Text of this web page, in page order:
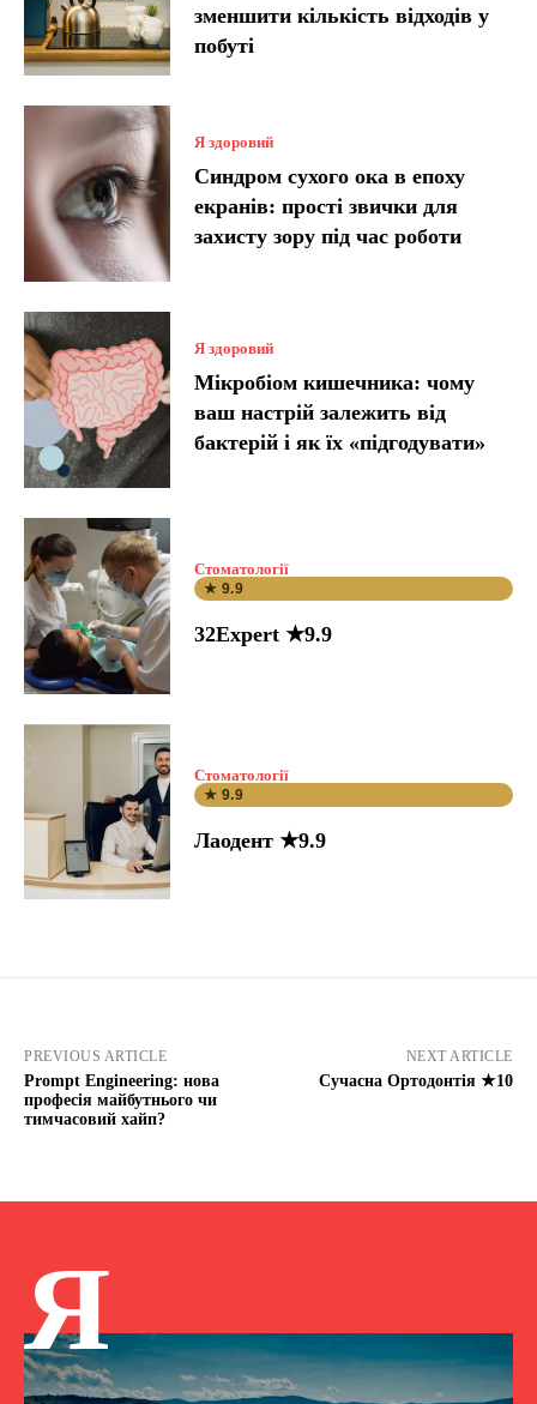
зменшити кількість відходів у
побуті
Я здоровий
Синдром сухого ока в епоху
екранів: прості звички для
захисту зору під час роботи
Я здоровий
Мікробіом кишечника: чому
ваш настрій залежить від
бактерій і як їх «підгодувати»
Стоматології
★ 9.9
32Expert ★9.9
Стоматології
★ 9.9
Лаодент ★9.9
PREVIOUS ARTICLE
Prompt Engineering: нова
професія майбутнього чи
тимчасовий хайп?
NEXT ARTICLE
Сучасна Ортодонтія ★10
Я